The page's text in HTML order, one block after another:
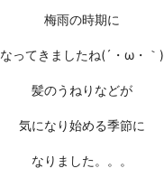
梅雨の時期に
なってきましたね(´・ω・｀)
髪のうねりなどが
気になり始める季節に
なりました。。。